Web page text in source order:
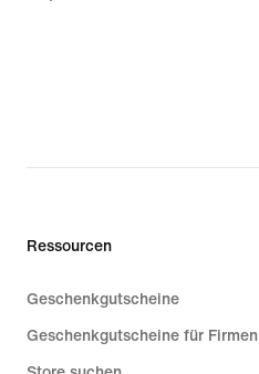
Ressourcen
Geschenkgutscheine
Geschenkgutscheine für Firmen